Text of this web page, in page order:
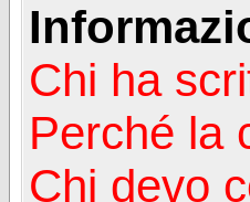
Chi ha
Perché la
Chi devo